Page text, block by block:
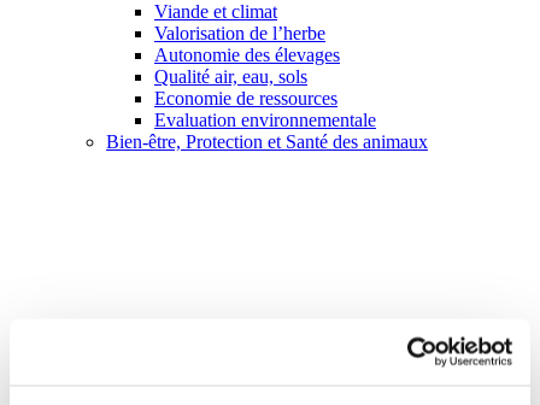
Viande et climat
Valorisation de l’herbe
Autonomie des élevages
Qualité air, eau, sols
Economie de ressources
Evaluation environnementale
Bien-être, Protection et Santé des animaux